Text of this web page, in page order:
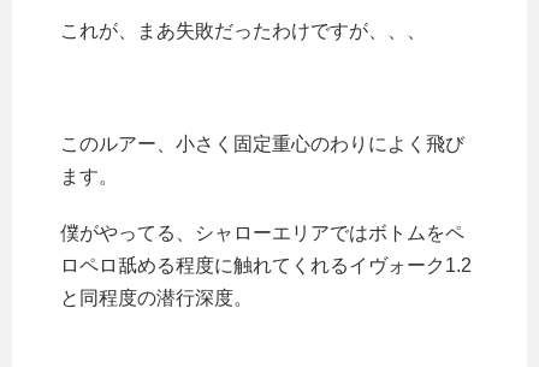
これが、まあ失敗だったわけですが、、、
このルアー、小さく固定重心のわりによく飛び
ます。
僕がやってる、シャローエリアではボトムをペ
ロペロ舐める程度に触れてくれるイヴォーク1.2
と同程度の潜行深度。